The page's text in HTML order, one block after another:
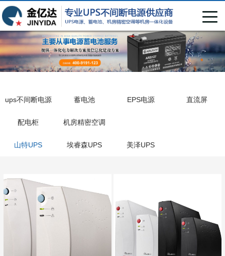
ups不间断电源 蓄电池 EPS电源 直流屏
配电柜 机房精密空调
山特UPS 埃睿森UPS 美泽UPS